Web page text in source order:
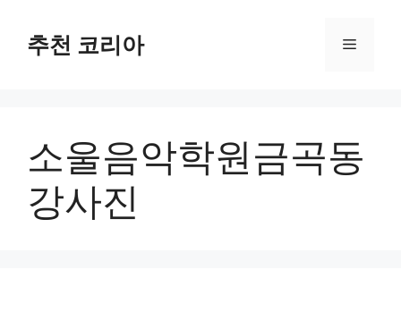
추천 코리아 메
소울음악학원금곡동
강사진